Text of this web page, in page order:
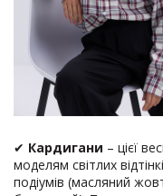
✔ Кардигани – цієї
моделям світлих
подіумів (масляний